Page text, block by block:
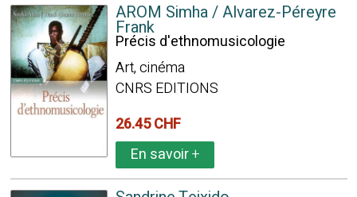
AROM Simha / Alvarez-Péreyre
Frank
Précis d'ethnomusicologie
Art, cinéma
CNRS EDITIONS
26.45 CHF
En savoir+